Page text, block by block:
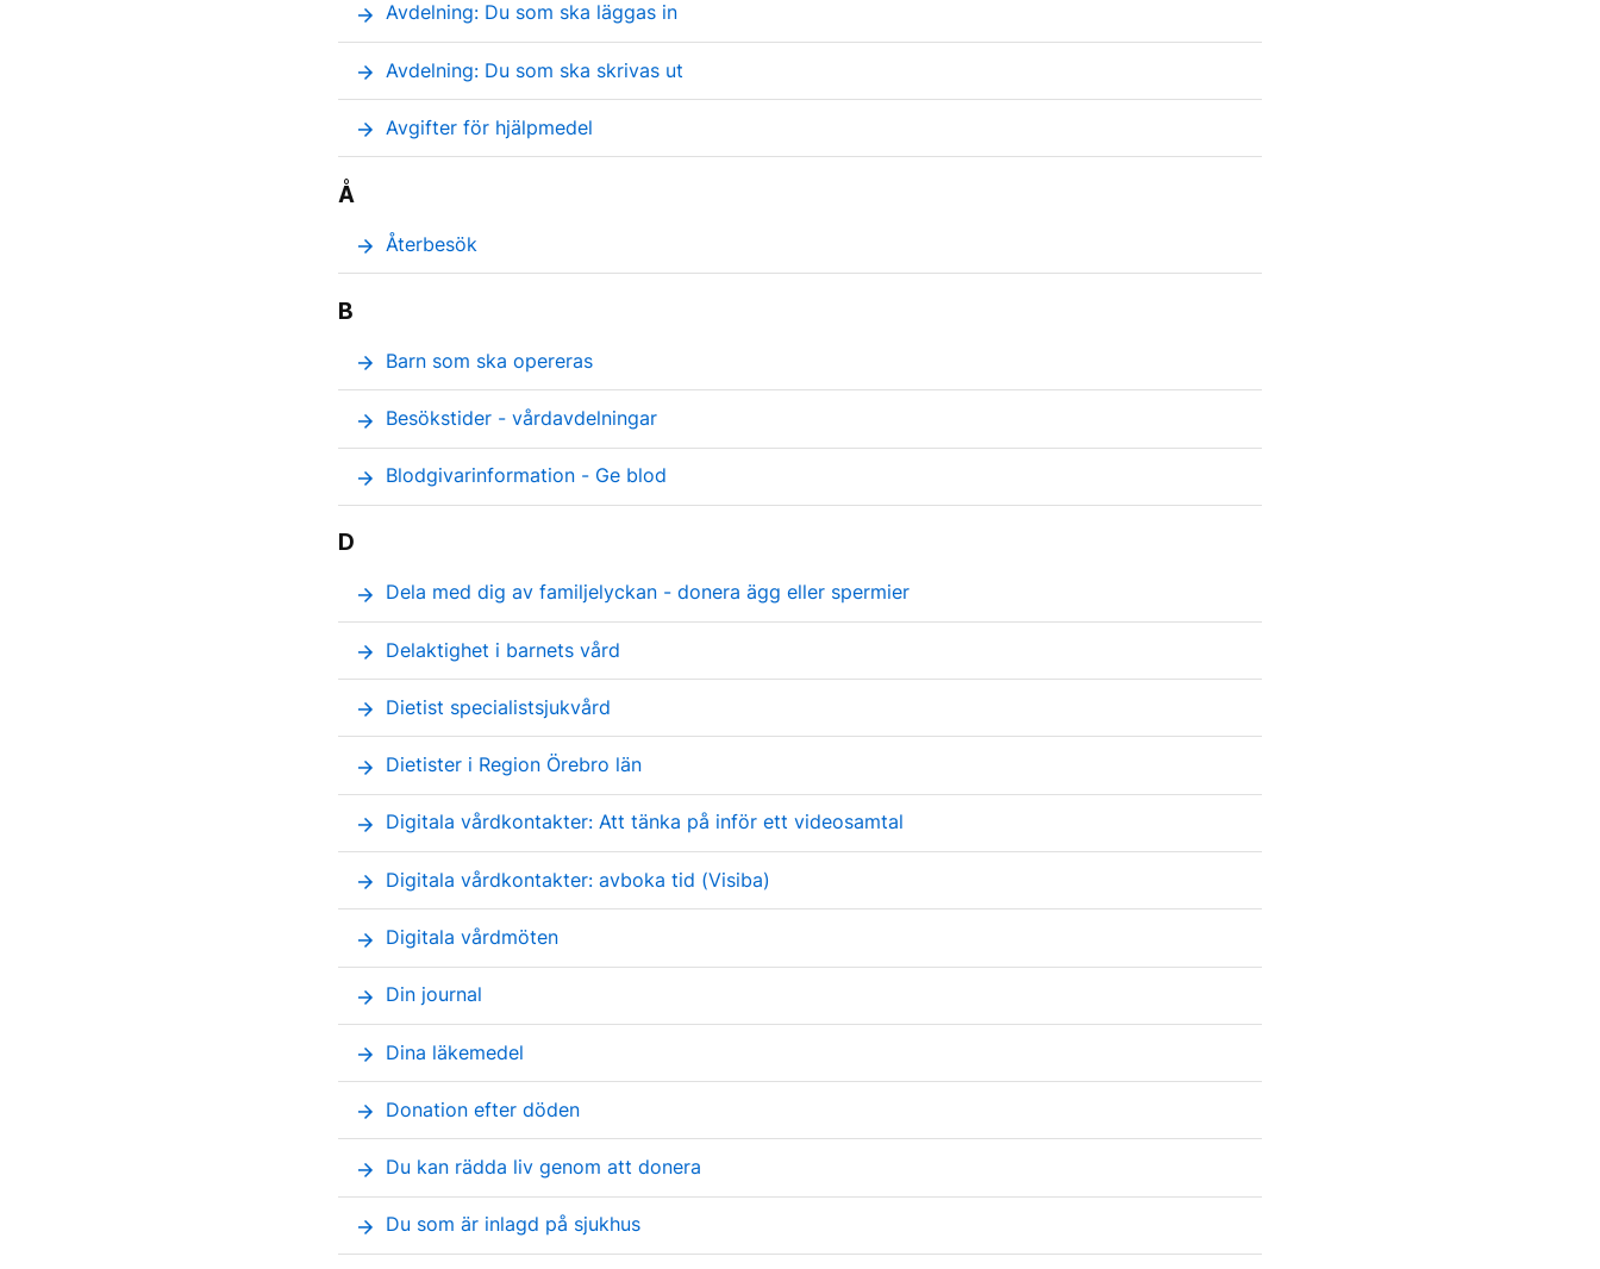
arrow_forward Avdelning: Du som ska läggas in
arrow_forward Avdelning: Du som ska skrivas ut
arrow_forward Avgifter för hjälpmedel
Å
arrow_forward Återbesök
B
arrow_forward Barn som ska opereras
arrow_forward Besökstider - vårdavdelningar
arrow_forward Blodgivarinformation - Ge blod
D
arrow_forward Dela med dig av familjelyckan - donera ägg eller spermier
arrow_forward Delaktighet i barnets vård
arrow_forward Dietist specialistsjukvård
arrow_forward Dietister i Region Örebro län
arrow_forward Digitala vårdkontakter: Att tänka på inför ett videosamtal
arrow_forward Digitala vårdkontakter: avboka tid (Visiba)
arrow_forward Digitala vårdmöten
arrow_forward Din journal
arrow_forward Dina läkemedel
arrow_forward Donation efter döden
arrow_forward Du kan rädda liv genom att donera
arrow_forward Du som är inlagd på sjukhus